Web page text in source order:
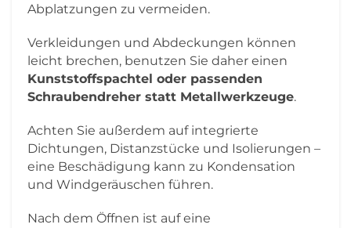
Abplatzungen zu vermeiden.
Verkleidungen und Abdeckungen können
leicht brechen, benutzen Sie daher einen
Kunststoffspachtel oder passenden
Schraubendreher statt Metallwerkzeuge.
Achten Sie außerdem auf integrierte
Dichtungen, Distanzstücke und Isolierungen –
eine Beschädigung kann zu Kondensation
und Windgeräuschen führen.
Nach dem Öffnen ist auf eine